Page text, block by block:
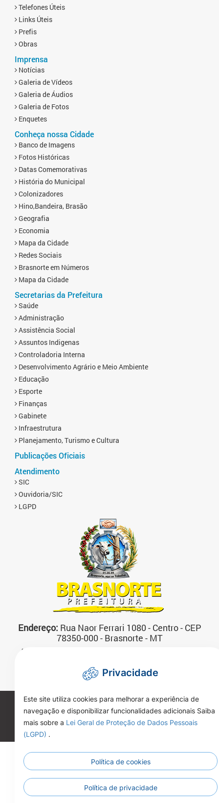
Telefones Úteis
Links Úteis
Prefis
Obras
Imprensa
Notícias
Galeria de Vídeos
Galeria de Áudios
Galeria de Fotos
Enquetes
Conheça nossa Cidade
Banco de Imagens
Fotos Históricas
Datas Comemorativas
História do Municipal
Colonizadores
Hino,Bandeira, Brasão
Geografia
Economia
Mapa da Cidade
Redes Sociais
Brasnorte em Números
Mapa da Cidade
Secretarias da Prefeitura
Saúde
Administração
Assistência Social
Assuntos Indigenas
Controladoria Interna
Desenvolvimento Agrário e Meio Ambiente
Educação
Esporte
Finanças
Gabinete
Infraestrutura
Planejamento, Turismo e Cultura
Publicações Oficiais
Atendimento
SIC
Ouvidoria/SIC
LGPD
Endereço: Rua Naor Ferrari 1080 - Centro - CEP
78350-000 - Brasnorte - MT
Atendimento:
Telefone: (66)3592-3200
Copyright 2026. Todos os direitos reservados.
Privacidade
Este site utiliza cookies para melhorar a experiência de
navegação e disponibilizar funcionalidades adicionais Saiba
mais sobre a Lei Geral de Proteção de Dados Pessoais
(LGPD) .
Política de cookies
Política de privacidade